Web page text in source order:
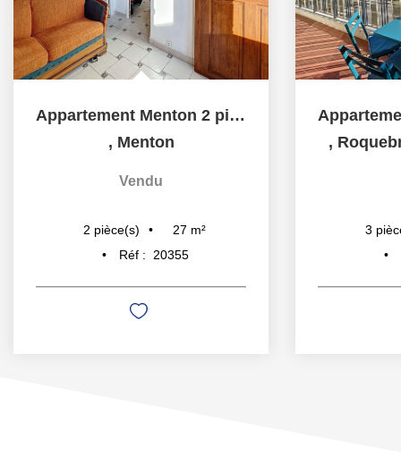
Appartement Menton 2 pièces proche centre ville
, Menton
Vendu
2 pièce(s) 27 m²
Réf :
20355
,
3